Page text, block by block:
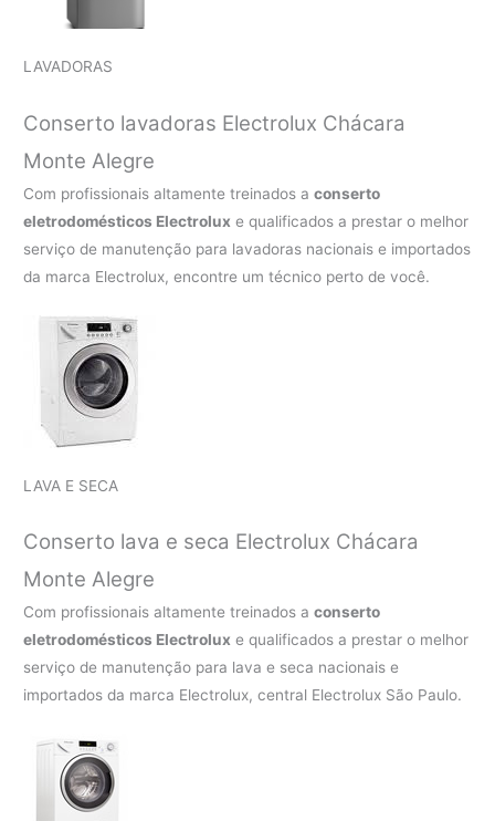
LAVADORAS
Conserto lavadoras Electrolux Chácara
Monte Alegre
Com profissionais altamente treinados aconserto
eletrodomésticos Electrolux e qualificados a prestar o melhor
serviço de manutenção para lavadoras nacionais e importados
da marca Electrolux, encontre um técnico perto de você.
LAVA E SECA
Conserto lava e seca Electrolux Chácara
Monte Alegre
Com profissionais altamente treinados aconserto
eletrodomésticos Electrolux e qualificados a prestar o melhor
serviço de manutenção para lava e seca nacionais e
importados da marca Electrolux, central Electrolux São Paulo.